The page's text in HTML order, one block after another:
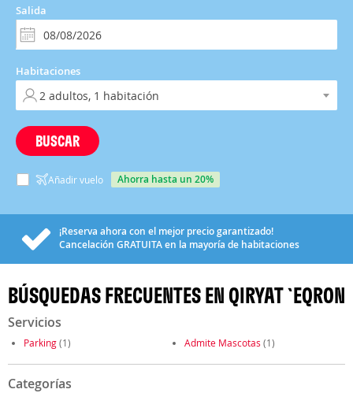
Salida
Habitaciones
BUSCAR
Añadir vuelo ahorra hasta un 20%
¡Reserva ahora con el mejor precio garantizado!
Cancelación GRATUITAen la mayoría de habitaciones
BÚSQUEDAS FRECUENTES EN QIRYAT `EQRON
Servicios
Parking(1) Admite Mascotas (1)
Categorías